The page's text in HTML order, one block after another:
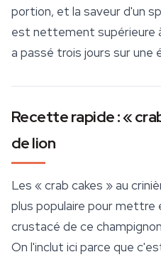
portion, et la saveur d'un
est nettement supérieure
a passé trois jours sur une
Recette rapide : «
de lion
Les « crab cakes » au
plus populaire pour mettre
crustacé de ce
On l'inclut ici parce que